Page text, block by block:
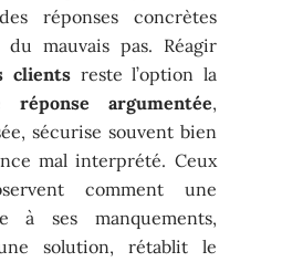
réponses concrètes
mauvais pas. Réagir
clients reste l’option la
réponse argumentée,
sécurise souvent bien
mal interprété. Ceux
comment une
à ses manquements,
solution, rétablit le